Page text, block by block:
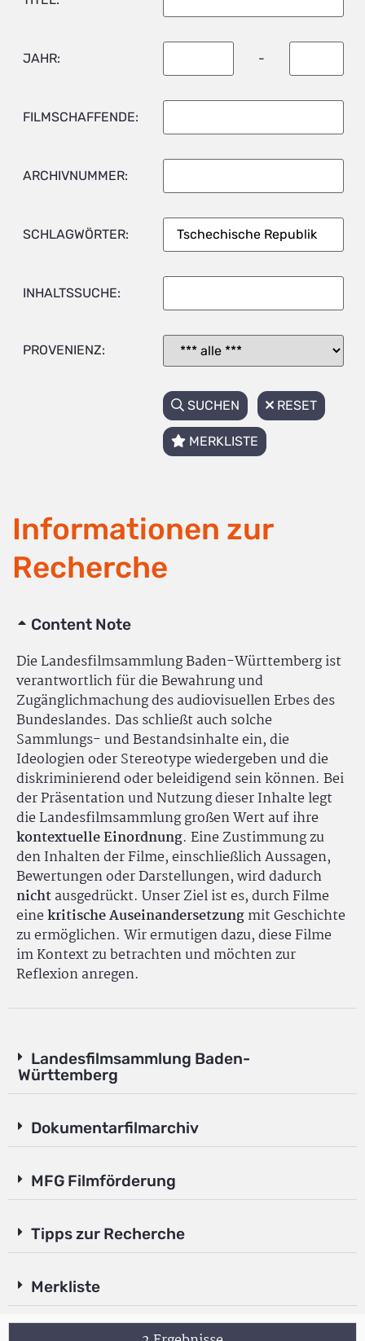
JAHR: -
FILMSCHAFFENDE:
ARCHIVNUMMER:
SCHLAGWÖRTER:
INHALTSSUCHE:
PROVENIENZ:
SUCHEN RESET
MERKLISTE
Informationen zur
Recherche
Content Note
Die Landesfilmsammlung Baden-Württemberg ist
verantwortlich für die Bewahrung und
Zugänglichmachung des audiovisuellen Erbes des
Bundeslandes. Das schließt auch solche
Sammlungs- und Bestandsinhalte ein, die
Ideologien oder Stereotype wiedergeben und die
diskriminierend oder beleidigend sein können. Bei
der Präsentation und Nutzung dieser Inhalte legt
die Landesfilmsammlung großen Wert auf ihre
kontextuelle Einordnung. Eine Zustimmung zu
den Inhalten der Filme, einschließlich Aussagen,
Bewertungen oder Darstellungen, wird dadurch
nichtausgedrückt. Unser Ziel ist es, durch Filme
einekritische Auseinandersetzungmit Geschichte
zu ermöglichen. Wir ermutigen dazu, diese Filme
im Kontext zu betrachten und möchten zur
Reflexion anregen.
Landesfilmsammlung Baden-
Württemberg
Dokumentarfilmarchiv
MFG Filmförderung
Tipps zur Recherche
Merkliste